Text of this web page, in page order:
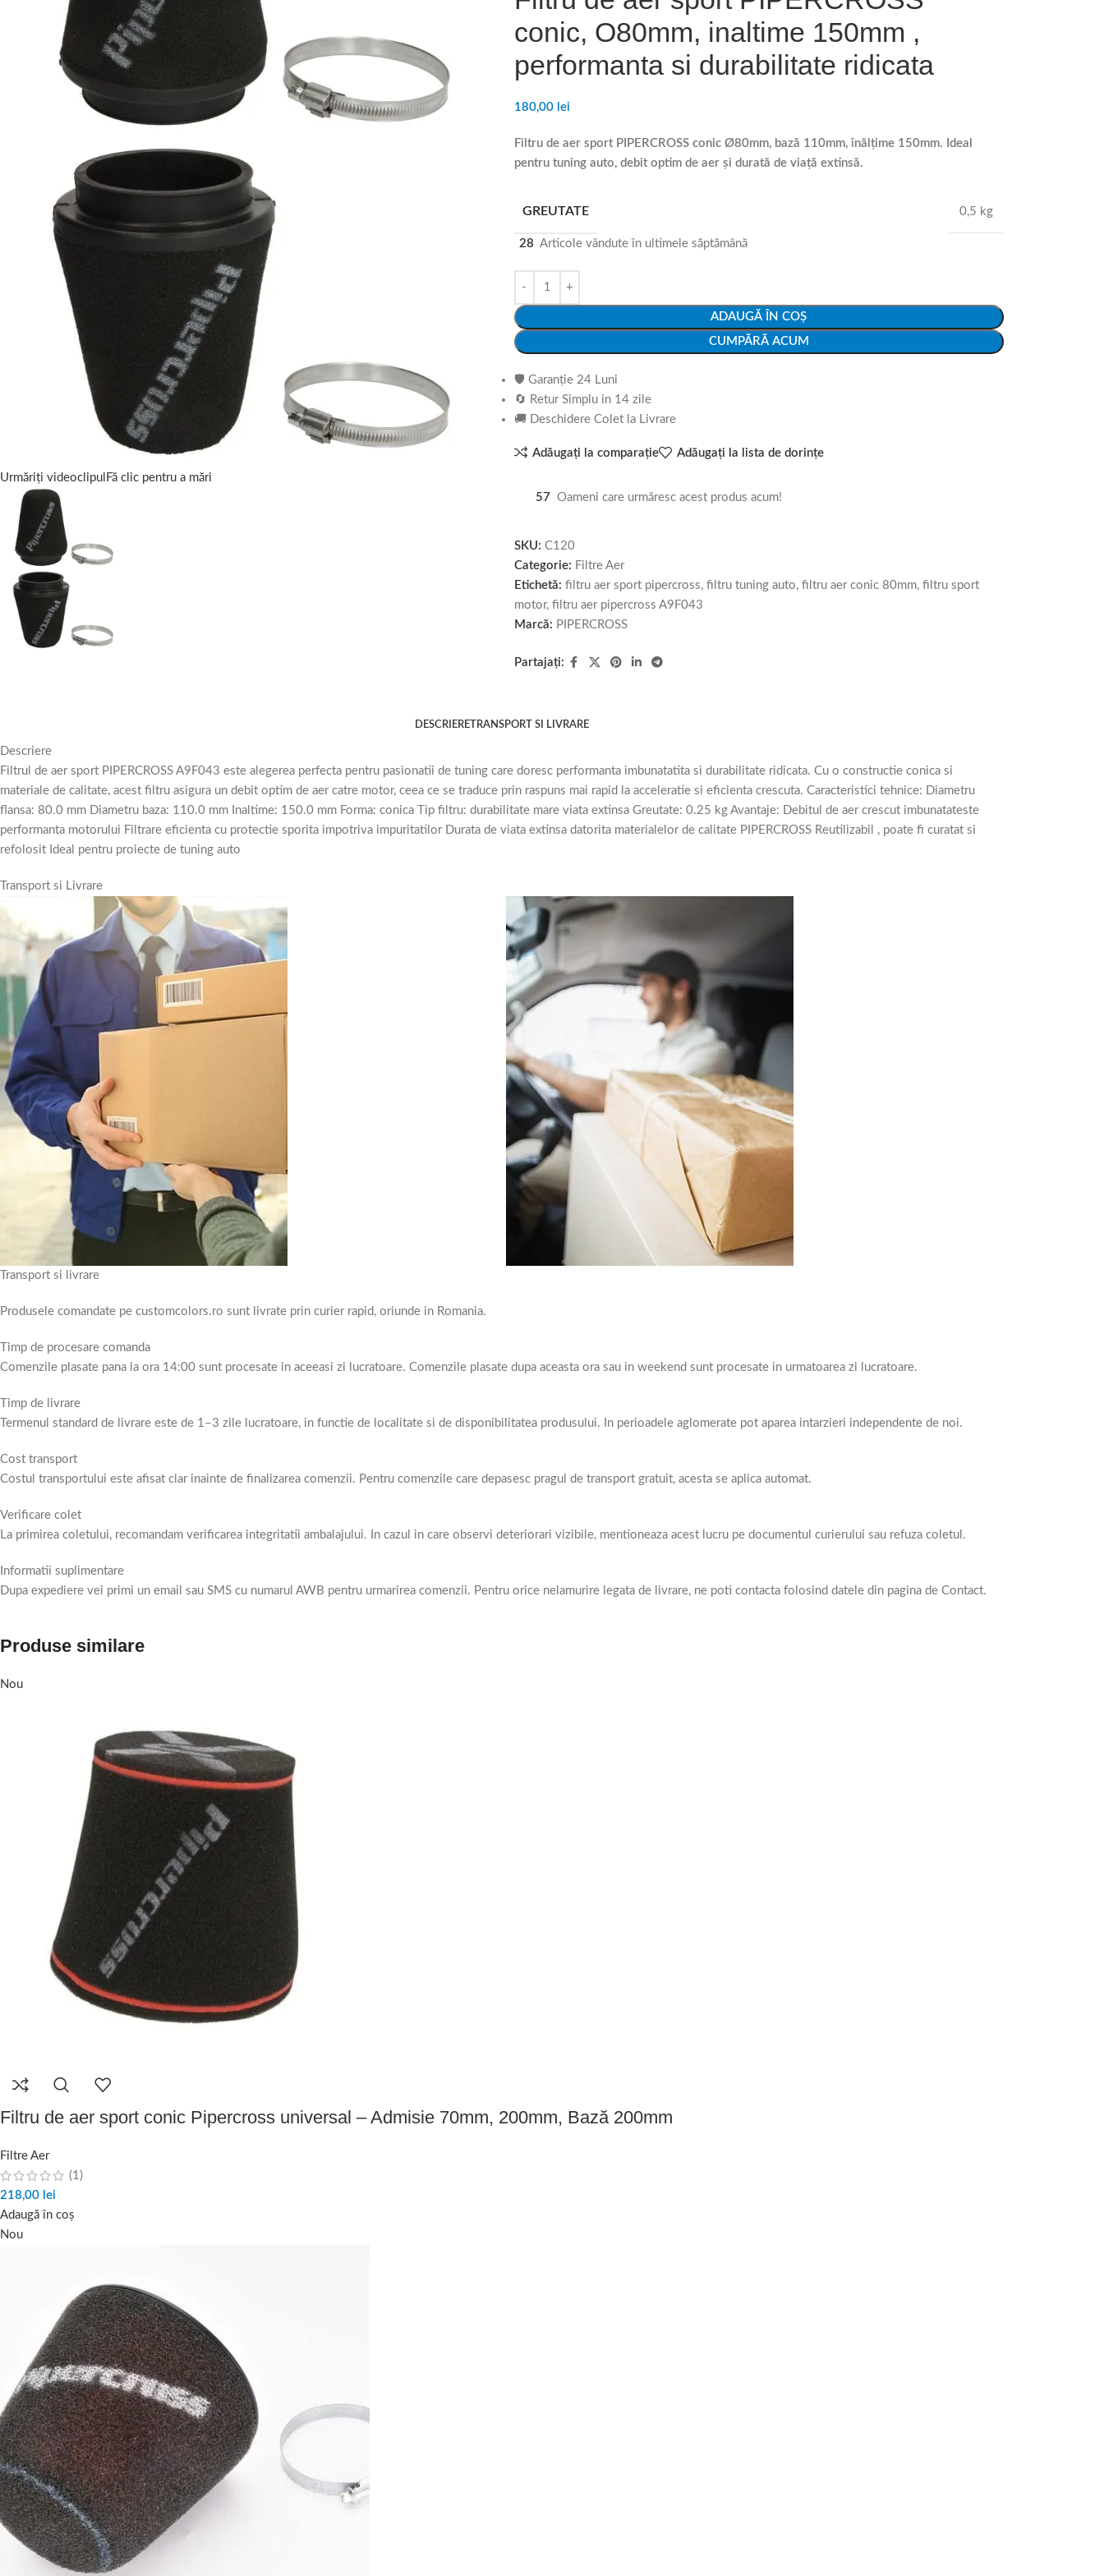
Urmăriți videoclipul Fă clic pentru a mări
conic, O80mm, inaltime 150mm ,
performanta si durabilitate ridicata
180,00 lei
Filtru de aer sport PIPERCROSS conic Ø80mm, bază 110mm, înălțime 150mm. Ideal
pentru tuning auto, debit optim de aer și durată de viață extinsă.
GREUTATE 0,5 kg
28 Articole vândute în ultimele săptămână
ADAUGĂ ÎN COȘ
CUMPĂRĂ ACUM
🛡️ Garanție 24 Luni
🔄 Retur Simplu in 14 zile
🚚 Deschidere Colet la Livrare
Adăugați la comparație Adăugați la lista de dorințe
57 Oameni care urmăresc acest produs acum!
SKU: C120
Categorie: Filtre Aer
Etichetă: filtru aer sport pipercross, filtru tuning auto, filtru aer conic 80mm, filtru sport
motor, filtru aer pipercross A9F043
Marcă: PIPERCROSS
Partajați:
DESCRIERE TRANSPORT SI LIVRARE
Descriere
Filtrul de aer sport PIPERCROSS A9F043 este alegerea perfecta pentru pasionatii de tuning care doresc performanta imbunatatita si durabilitate ridicata. Cu o constructie conica si
materiale de calitate, acest filtru asigura un debit optim de aer catre motor, ceea ce se traduce prin raspuns mai rapid la acceleratie si eficienta crescuta. Caracteristici tehnice: Diametru
flansa: 80.0 mm Diametru baza: 110.0 mm Inaltime: 150.0 mm Forma: conica Tip filtru: durabilitate mare viata extinsa Greutate: 0.25 kg Avantaje: Debitul de aer crescut imbunatateste
performanta motorului Filtrare eficienta cu protectie sporita impotriva impuritatilor Durata de viata extinsa datorita materialelor de calitate PIPERCROSS Reutilizabil , poate fi curatat si
refolosit Ideal pentru proiecte de tuning auto
Transport si Livrare
Transport si livrare
Produsele comandate pe customcolors.ro sunt livrate prin curier rapid, oriunde in Romania.
Timp de procesare comanda
Comenzile plasate pana la ora 14:00 sunt procesate in aceeasi zi lucratoare. Comenzile plasate dupa aceasta ora sau in weekend sunt procesate in urmatoarea zi lucratoare.
Timp de livrare
Termenul standard de livrare este de 1–3 zile lucratoare, in functie de localitate si de disponibilitatea produsului. In perioadele aglomerate pot aparea intarzieri independente de noi.
Cost transport
Costul transportului este afisat clar inainte de finalizarea comenzii. Pentru comenzile care depasesc pragul de transport gratuit, acesta se aplica automat.
Verificare colet
La primirea coletului, recomandam verificarea integritatii ambalajului. In cazul in care observi deteriorari vizibile, mentioneaza acest lucru pe documentul curierului sau refuza coletul.
Informatii suplimentare
Dupa expediere vei primi un email sau SMS cu numarul AWB pentru urmarirea comenzii. Pentru orice nelamurire legata de livrare, ne poti contacta folosind datele din pagina de Contact.
Produse similare
Nou
Filtru de aer sport conic Pipercross universal – Admisie 70mm, 200mm, Bază 200mm
Filtre Aer
(1)
218,00 lei
Adaugă în coș
Nou